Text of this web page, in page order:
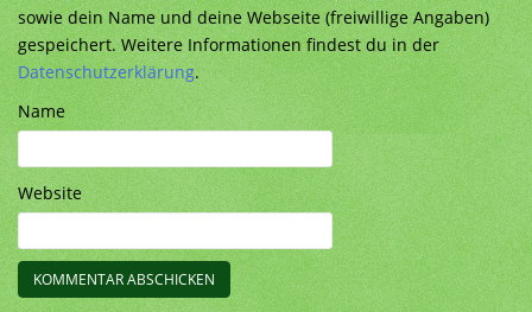
sowie dein Name und deine Webseite (freiwillige Angaben)
gespeichert. Weitere Informationen findest du in der
Datenschutzerklärung.
Name
Website